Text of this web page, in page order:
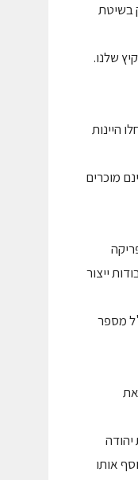
שהופק בשיטת
שלנו.
לבקבוק החלו היינות
מוכרים
ייצור
מספר
חברון 2002, ולפניו את
את האייזיק רם 2002, את רמת יהודה
פרימיום נוסף אותו